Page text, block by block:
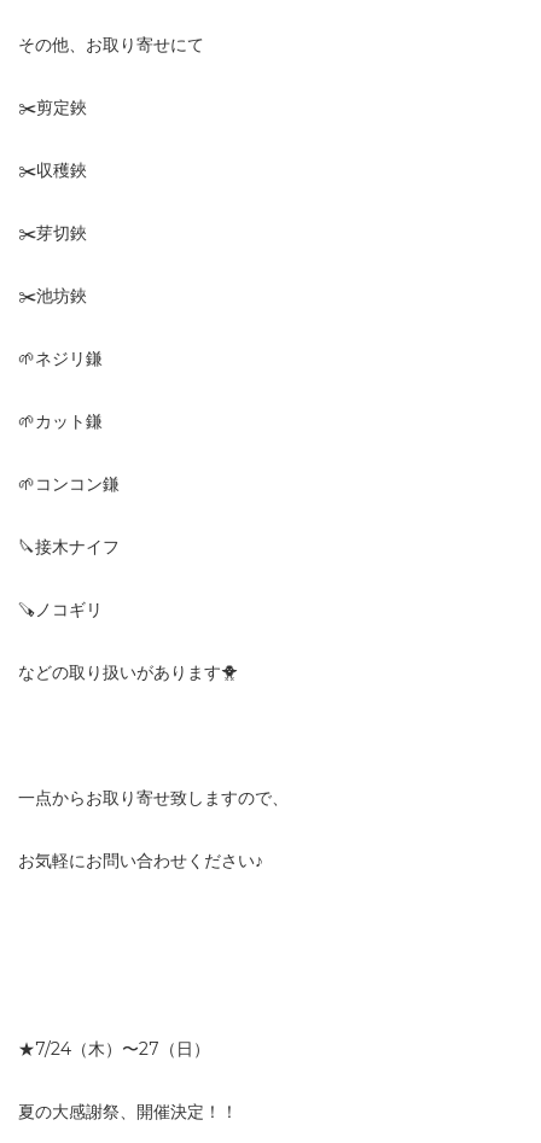
その他、お取り寄せにて
✂️剪定鋏
✂️収穫鋏
✂️芽切鋏
✂️池坊鋏
🌱ネジリ鎌
🌱カット鎌
🌱コンコン鎌
🔪接木ナイフ
🪚ノコギリ
などの取り扱いがあります🐥
一点からお取り寄せ致しますので、
お気軽にお問い合わせください♪
★7/24（木）〜27（日）
夏の大感謝祭、開催決定！！